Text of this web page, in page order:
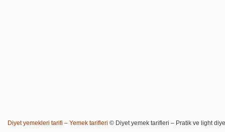
Diyet yemekleri tarifi – Yemek tarifleri © Diyet yemek tarifleri – Pratik ve light